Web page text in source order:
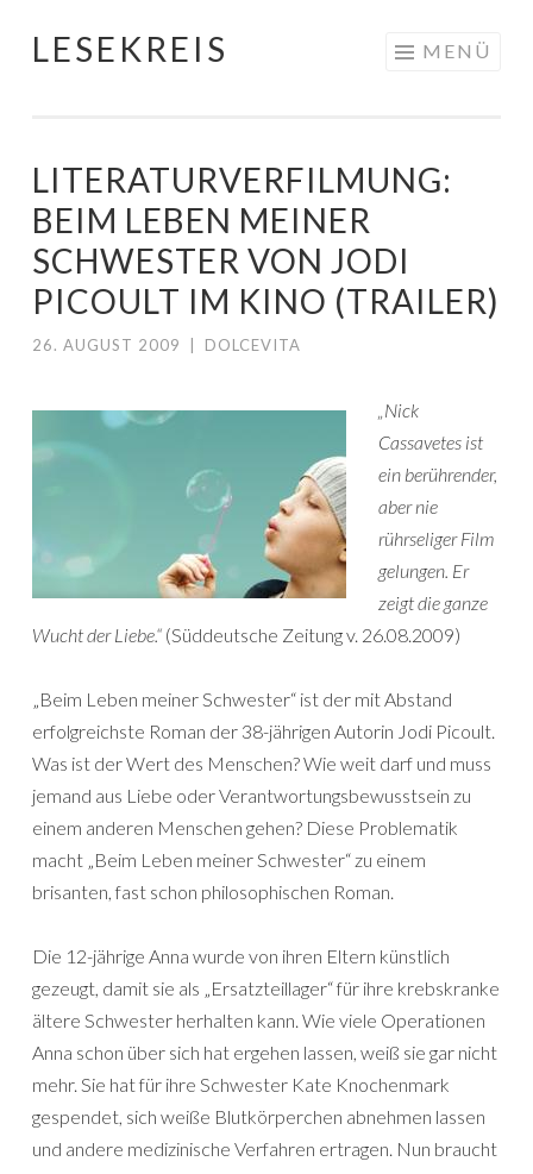
Springe
LESEKREIS MENÜ
LITERATURVERFILMUNG:
BEIM LEBEN MEINER
SCHWESTER VON JODI
PICOULT IM KINO (TRAILER)
26. AUGUST 2009 DOLCEVITA
„Nick
Cassavetes ist
ein berührender,
aber nie
rührseliger Film
gelungen. Er
zeigt die ganze
Wucht der Liebe.“ (Süddeutsche Zeitung v. 26.08.2009)
„Beim Leben meiner Schwester“ ist der mit Abstand
erfolgreichste Roman der 38-jährigen Autorin Jodi Picoult.
Was ist der Wert des Menschen? Wie weit darf und muss
jemand aus Liebe oder Verantwortungsbewusstsein zu
einem anderen Menschen gehen? Diese Problematik
macht „Beim Leben meiner Schwester“ zu einem
brisanten, fast schon philosophischen Roman.
Die 12-jährige Anna wurde von ihren Eltern künstlich
gezeugt, damit sie als „Ersatzteillager“ für ihre krebskranke
ältere Schwester herhalten kann. Wie viele Operationen
Anna schon über sich hat ergehen lassen, weiß sie gar nicht
mehr. Sie hat für ihre Schwester Kate Knochenmark
gespendet, sich weiße Blutkörperchen abnehmen lassen
und andere medizinische Verfahren ertragen. Nun braucht